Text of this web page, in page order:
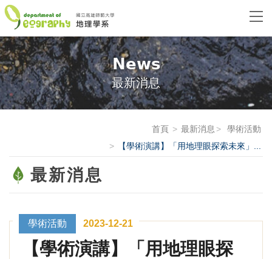
News
最新消息
首頁 最新消息
學術活動
【學術演講】「用地理眼探索未來」...
最新消息
學術活動 2023-12-21
【學術演講】「用地理眼探